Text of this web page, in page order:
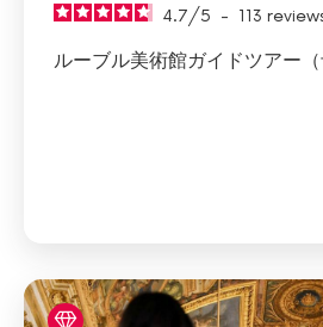
4.7/5 - 113
ルーブル美術館ガイドツアー（